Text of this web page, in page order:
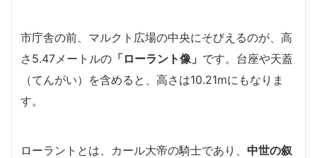
市庁舎の前、マルクト広場の中央にそびえるのが、高
さ5.47メートルの 「ローラント像」 です。台座や天蓋
（てんがい）を含めると、高さは10.21mにもなりま
す。
ローラントとは、カール大帝の騎士であり、 中世の叙